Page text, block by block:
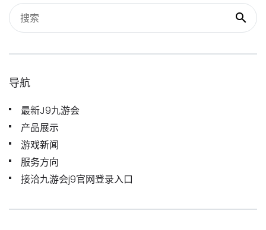
导航
最新J9九游会
产品展示
游戏新闻
服务方向
接洽九游会j9官网登录入口